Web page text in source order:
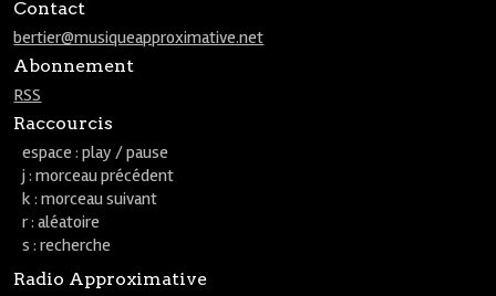
Contact
bertier@musiqueapproximative.net
Abonnement
RSS
Raccourcis
espace : play / pause
j : morceau précédent
k : morceau suivant
r : aléatoire
s : recherche
Radio Approximative